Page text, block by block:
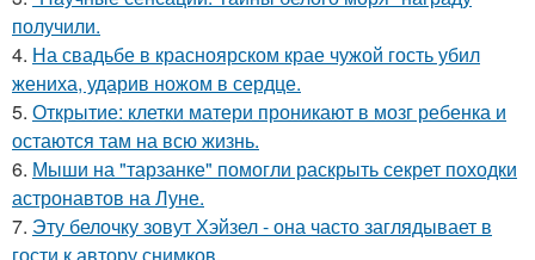
получили.
4. На свадьбе в красноярском крае чужой гость убил
жениха, ударив ножом в сердце.
5. Открытие: клетки матери проникают в мозг ребенка и
остаются там на всю жизнь.
6. Мыши на "тарзанке" помогли раскрыть секрет походки
астронавтов на Луне.
7. Эту белочку зовут Хэйзел - она часто заглядывает в
гости к автору снимков.